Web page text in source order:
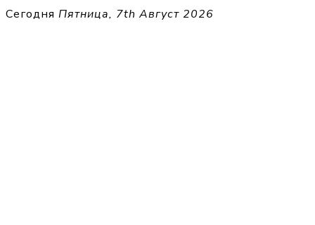
Перейти
Сегодня Пятница, 7th Август 2026